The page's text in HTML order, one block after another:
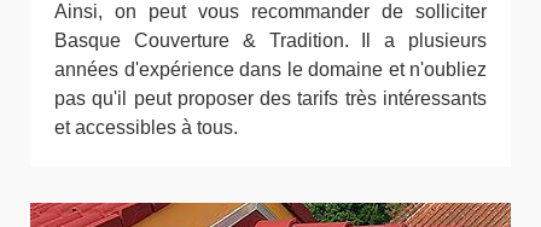
Ainsi, on peut vous recommander de solliciter
Basque Couverture & Tradition. Il a plusieurs
années d'expérience dans le domaine et n'oubliez
pas qu'il peut proposer des tarifs très intéressants
et accessibles à tous.